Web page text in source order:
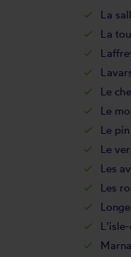
La
La
Le
Le
Le pin
Le
Les
Les